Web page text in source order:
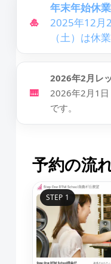
🎍
年末年始休
2025年12月
（土）は休
🎹
2026年2月レ
2026年2月1日
です。
予約の流
STEP 1